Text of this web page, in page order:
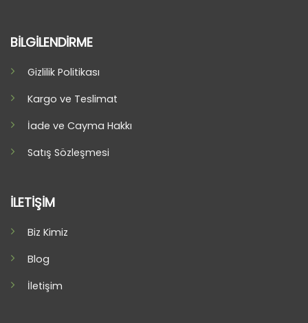
BİLGİLENDİRME
Gizlilik Politikası
Kargo ve Teslimat
İade ve Cayma Hakkı
Satış Sözleşmesi
İLETİŞİM
Biz Kimiz
Blog
İletişim